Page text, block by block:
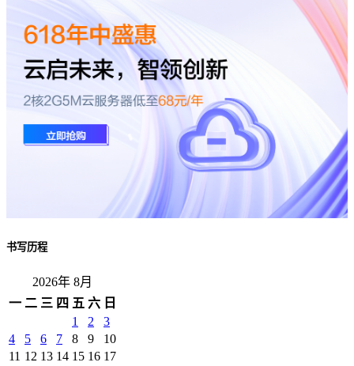
书写历程
2026年 8月
一 二 三 四 五 六 日
1
2
3
4
5 6 7 8 9
10
11 12 13 14 15 16 17